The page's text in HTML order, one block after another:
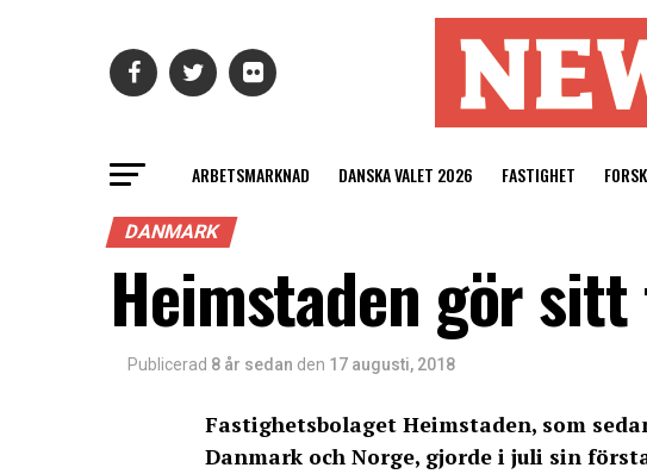
ARBETSMARKNAD DANSKA VALET 2026 FASTIGHET
DANMARK
Heimstaden gör
Publicerad 8 år sedan den 17 augusti, 2018
Fastighetsbolaget Heimstaden, som
Danmark och Norge, gjorde i juli sin